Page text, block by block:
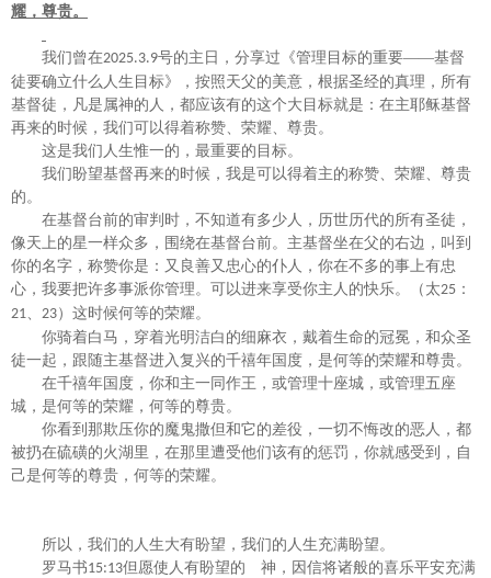
耀，尊贵。
我们曾在2025.3.9号的主日，分享过《管理目标的重要——基督
徒要确立什么人生目标》，按照天父的美意，根据圣经的真理，所有
基督徒，凡是属神的人，都应该有的这个大目标就是：在主耶稣基督
再来的时候，我们可以得着称赞、荣耀、尊贵。
这是我们人生惟一的，最重要的目标。
我们盼望基督再来的时候，我是可以得着主的称赞、荣耀、尊贵
的。
在基督台前的审判时，不知道有多少人，历世历代的所有圣徒，
像天上的星一样众多，围绕在基督台前。主基督坐在父的右边，叫到
你的名字，称赞你是：又良善又忠心的仆人，你在不多的事上有忠
心，我要把许多事派你管理。可以进来享受你主人的快乐。（太25 ：
21、 23）这时候何等的荣耀。
你骑着白马，穿着光明洁白的细麻衣，戴着生命的冠冕，和众圣
徒一起，跟随主基督进入复兴的千禧年国度，是何等的荣耀和尊贵。
在千禧年国度，你和主一同作王，或管理十座城，或管理五座
城，是何等的荣耀，何等的尊贵。
你看到那欺压你的魔鬼撒但和它的差役，一切不悔改的恶人，都
被扔在硫磺的火湖里，在那里遭受他们该有的惩罚，你就感受到，自
己是何等的尊贵，何等的荣耀。
所以，我们的人生大有盼望，我们的人生充满盼望。
罗马书15:13但愿使人有盼望的 神，因信将诸般的喜乐平安充满